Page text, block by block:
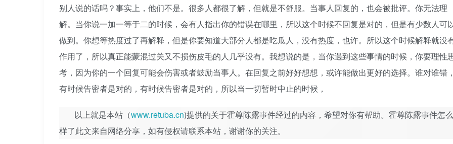
别人说的话吗？事实上，他们不是。很多人都很了解，但就是不舒服。当事人回复的，也会被批评。你无法理
解。当你说一加一等于二的时候，会有人指出你的错误在哪里，所以这个时候不回复是对的，但是有少数人可
做到。你想等热度过了再解释，但是你要知道大部分人都是吃瓜人，没有热度，也许。所以这个时候解释就没
作用了，所以真正能蒙混过关又不损伤皮毛的人几乎没有。我想说的是，当你遇到这些事情的时候，你要理性
考，因为你的一个回复可能会伤害或者鼓励当事人。在回复之前好好想想，或许能做出更好的选择。谁对谁错，
有时候告密者是对的，有时候告密者是对的，所以当一切暂时中止的时候，
以上就是本站（www.retuba.cn)提供的关于霍尊陈露事件经过的内容，希望对你有帮助。霍尊陈露事件怎么
样了此文来自网络分享，如有侵权请联系本站，谢谢你的关注。